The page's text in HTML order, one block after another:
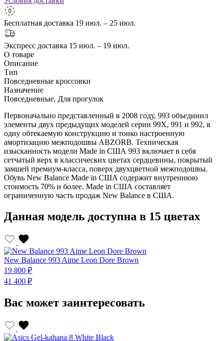
Бесплатная доставка 19 июл. – 25 июл.
Экспресс доставка 15 июл. – 19 июл.
О товаре
Описание
Тип
Повседневные кроссовки
Назначение
Повседневные, Для прогулок
Первоначально представленный в 2008 году, 993 объединил
элементы двух предыдущих моделей серии 99X, 991 и 992, в
одну обтекаемую конструкцию и тонко настроенную
амортизацию межподошвы ABZORB. Техническая
изысканность модели Made in США 993 включает в себя
сетчатый верх в классических цветах сердцевины, покрытый
замшей премиум-класса, поверх двухцветной межподошвы.
Обувь New Balance Made in США содержит внутреннюю
стоимость 70% и более. Made in США составляет
ограниченную часть продаж New Balance в США.
Данная модель доступна в 15 цветах
New Balance 993 Aime Leon Dore Brown
19 800 ₽
41 400 ₽
Вас может заинтересовать